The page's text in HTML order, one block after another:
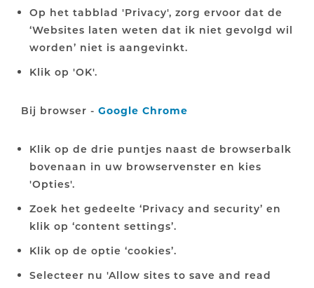
Op het tabblad 'Privacy', zorg ervoor dat de
‘Websites laten weten dat ik niet gevolgd wil
worden’ niet is aangevinkt.
Klik op 'OK'.
Bij browser - Google Chrome
Klik op de drie puntjes naast de browserbalk
bovenaan in uw browservenster en kies
'Opties'.
Zoek het gedeelte ‘Privacy and security’ en
klik op ‘content settings’.
Klik op de optie ‘cookies’.
Selecteer nu 'Allow sites to save and read